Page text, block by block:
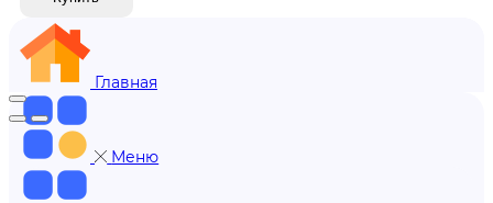
Главная
Меню